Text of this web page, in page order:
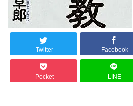
Twitter Facebook
Pocket LINE